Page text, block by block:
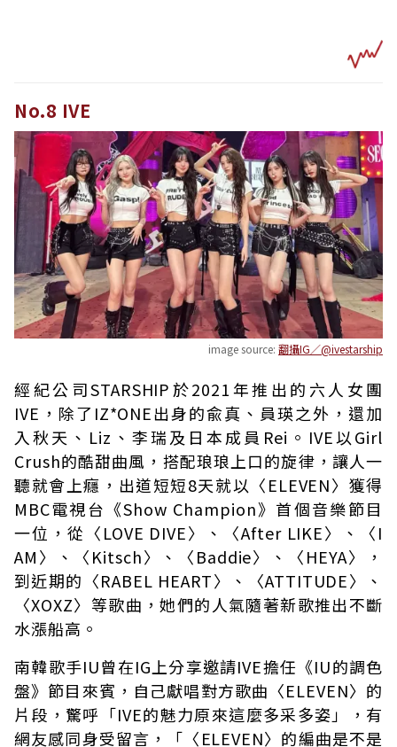
No.8 IVE
image source: 翻攝IG／@ivestarship
經紀公司STARSHIP於2021年推出的六人女團
IVE，除了IZ*ONE出身的兪真、員瑛之外，還加
入秋天、Liz、李瑞及日本成員Rei。IVE以Girl
Crush的酷甜曲風，搭配琅琅上口的旋律，讓人一
聽就會上癮，出道短短8天就以〈ELEVEN〉獲得
MBC電視台《Show Champion》首個音樂節目
一位，從〈LOVE DIVE〉、〈After LIKE〉、〈I
AM〉、〈Kitsch〉、〈Baddie〉、〈HEYA〉，
到近期的〈RABEL HEART〉、〈ATTITUDE〉、
〈XOXZ〉等歌曲，她們的人氣隨著新歌推出不斷
水漲船高。
南韓歌手IU曾在IG上分享邀請IVE擔任《IU的調色
盤》節目來賓，自己獻唱對方歌曲〈ELEVEN〉的
片段，驚呼「IVE的魅力原來這麼多采多姿」，有
網友感同身受留言，「〈ELEVEN〉的編曲是不是